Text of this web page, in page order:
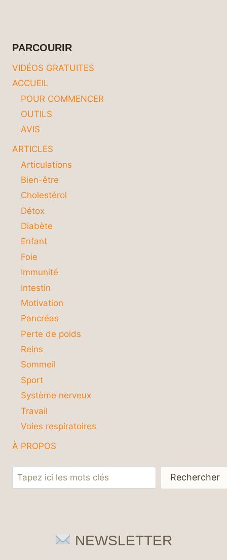
PARCOURIR
VIDÉOS GRATUITES
ACCUEIL
POUR COMMENCER
OUTILS
AVIS
ARTICLES
Articulations
Bien-être
Cholestérol
Détox
Diabète
Enfant
Foie
Immunité
Intestin
Motivation
Pancréas
Perte de poids
Reins
Sommeil
Sport
Système nerveux
Travail
Voies respiratoires
À PROPOS
Rechercher Rechercher
NEWSLETTER